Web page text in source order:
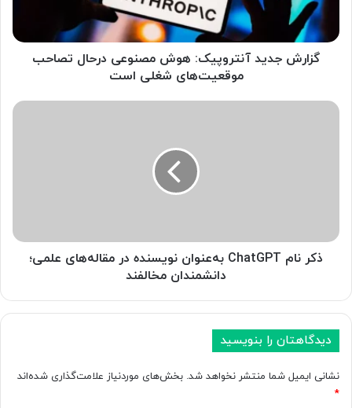
د
ر
ش
و
د
ر
ح
گزارش جدید آنتروپیک: هوش مصنوعی درحال تصاحب
موقعیت‌های شغلی است
ذ
a
ع
ن
و
ذکر نام ChatGPT به‌عنوان نویسنده در مقاله‌های علمی؛
دانشمندان مخالفند
دیدگاهتان را بنویسید
نشانی ایمیل شما منتشر نخواهد شد. بخش‌های موردنیاز علامت‌گذاری شده‌اند
*